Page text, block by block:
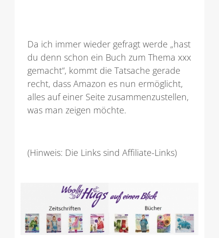
Da ich immer wieder gefragt werde „hast
du denn schon ein Buch zum Thema xxx
gemacht“, kommt die Tatsache gerade
recht, dass Amazon es nun ermöglicht,
alles auf einer Seite zusammenzustellen,
was man zeigen möchte.
(Hinweis: Die Links sind Affiliate-Links)